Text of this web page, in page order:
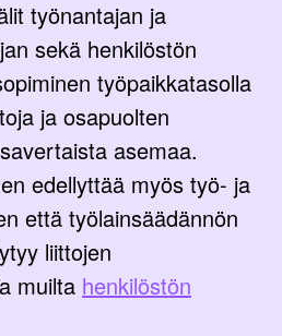
työnantajan ja
sekä henkilöstön
työpaikkatasolla
ja osapuolten
asemaa.
edellyttää myös työ- ja
että työlainsäädännön
liittojen
muilta henkilöstön